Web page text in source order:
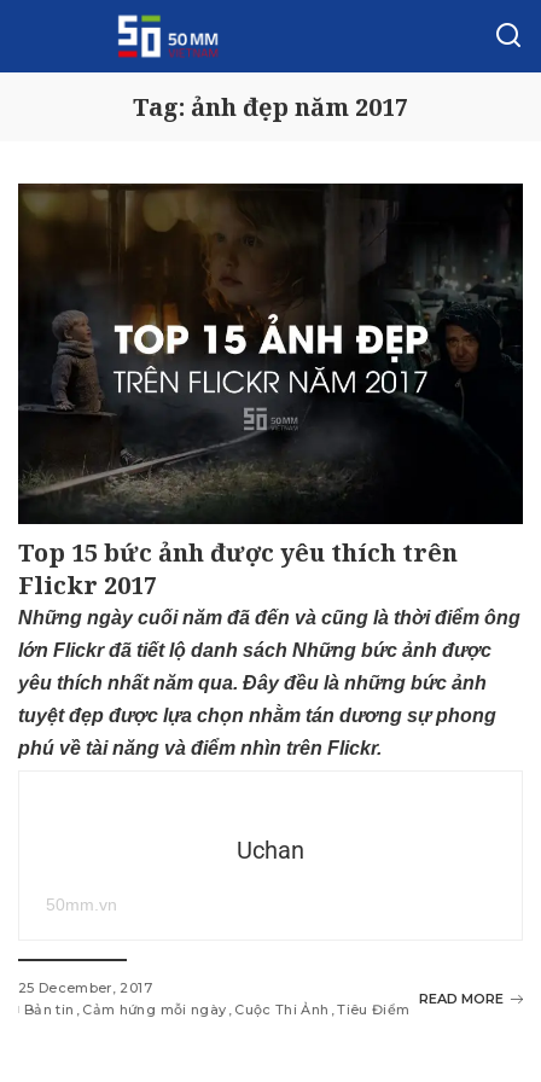
Tag: ảnh đẹp năm 2017
Top 15 bức ảnh được yêu thích trên
Flickr 2017
Những ngày cuối năm đã đến và cũng là thời điểm ông
lớn Flickr đã tiết lộ danh sách Những bức ảnh được
yêu thích nhất năm qua. Đây đều là những bức ảnh
tuyệt đẹp được lựa chọn nhằm tán dương sự phong
phú về tài năng và điểm nhìn trên Flickr.
Uchan
50mm.vn
25 December, 2017
Bản tin
Cảm hứng mỗi ngày Cuộc Thi Ảnh Tiêu Điểm
READ MORE